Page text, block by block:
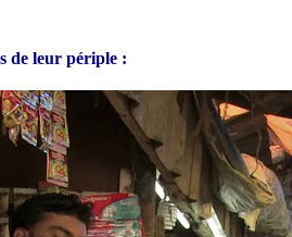
de leur périple :